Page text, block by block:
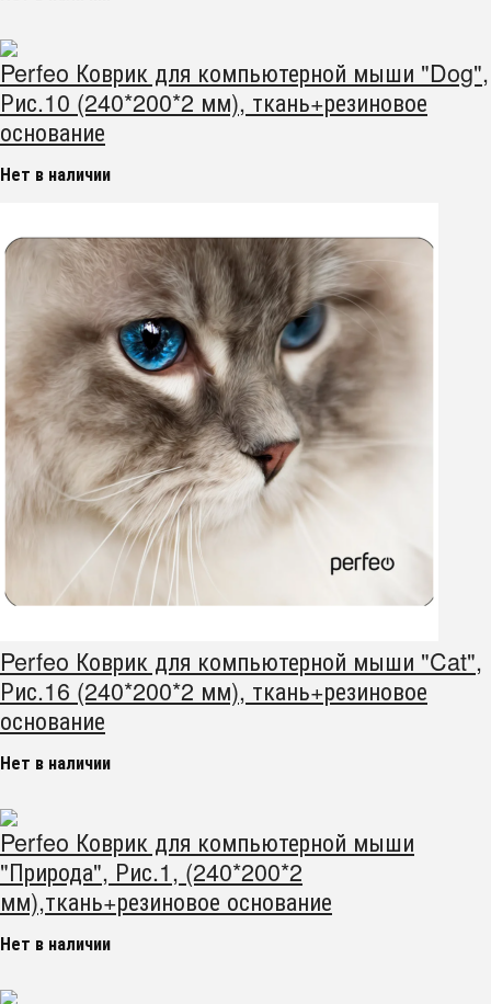
Perfeo Коврик для компьютерной мыши "Dog",
Рис.10 (240*200*2 мм), ткань+резиновое
основание
Нет в наличии
Perfeo Коврик для компьютерной мыши "Cat",
Рис.16 (240*200*2 мм), ткань+резиновое
основание
Нет в наличии
Perfeo Коврик для компьютерной мыши
"Природа", Рис.1, (240*200*2
мм),ткань+резиновое основание
Нет в наличии